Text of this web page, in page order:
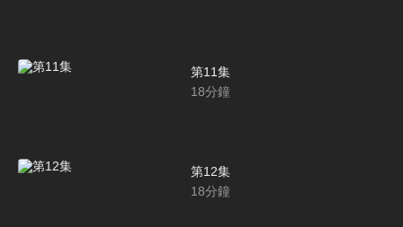
第11集
18分鐘
第12集
18分鐘